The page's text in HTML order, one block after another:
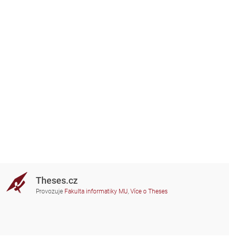
Theses.cz
Provozuje Fakulta informatiky MU, Více o Theses